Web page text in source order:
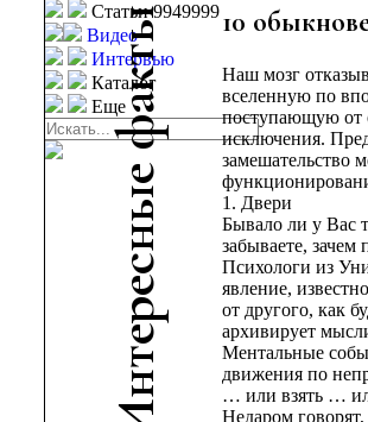
Статьи 9949999
Видео
Интервью
Каталог
Еще
н
т
е
р
е
с
н
ы
е
ф
а
к
т
ы 10
Наш мозг
вселенную по
поступающую от
исключения.
замешательство
1. Двери
Бывало ли у Вас
забываете,
Психологи из
явление,
от другого, как
архивирует
Ментальные
движения по
… или взять …
Недаром